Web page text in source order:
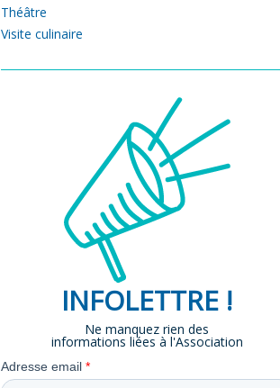
Théâtre
Visite culinaire
INFOLETTRE !
Ne manquez rien des
informations liées à l'Association